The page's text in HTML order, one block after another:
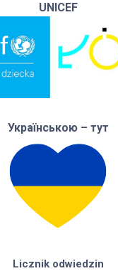
UNICEF
Українською – тут
Licznik odwiedzin